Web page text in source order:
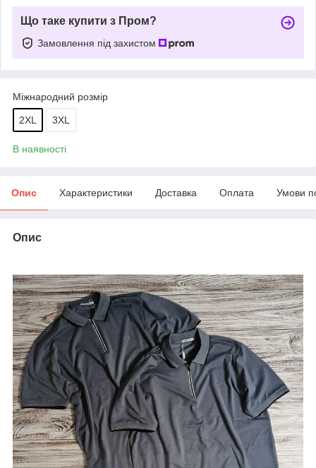
Що таке купити з Пром?
Замовлення під захистом
Міжнародний розмір
2XL 3XL
В наявності
Опис Характеристики Доставка Оплата Умови
Опис